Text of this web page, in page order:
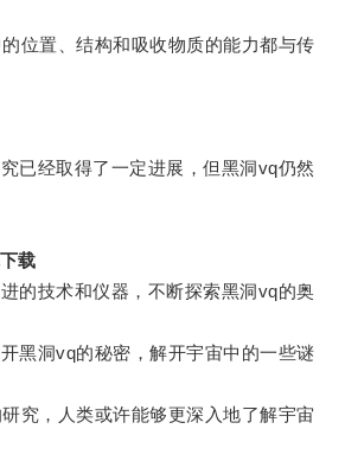
置、结构和吸收物质的能力都与传
经取得了一定进展，但黑洞vq仍然
载
技术和仪器，不断探索黑洞vq的奥
洞vq的秘密，解开宇宙中的一些谜
，人类或许能够更深入地了解宇宙